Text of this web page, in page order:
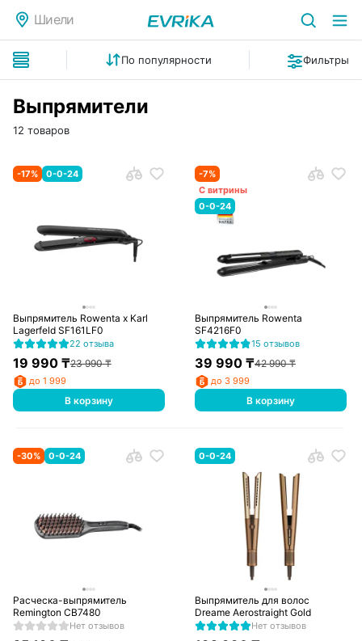
Шиели
По популярности Фильтры
Выпрямители
12 товаров
-17% 0-0-24
Выпрямитель Rowenta x Karl
Lagerfeld SF161LF0
22 отзыва
19 990₸23 990₸
до 1 999
В корзину
-7%
С витрины
0-0-24
Выпрямитель Rowenta
SF4216F0
15 отзывов
39 990 ₸42 990₸
до 3 999
В корзину
-30% 0-0-24
Расческа-выпрямитель
Remington CB7480
Нет отзывов
0-0-24
Выпрямитель для волос
Dreame Aerostraight Gold
Нет отзывов